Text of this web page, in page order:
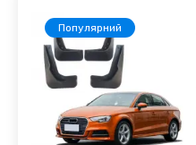
Популярний